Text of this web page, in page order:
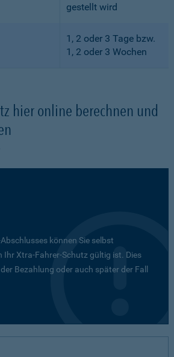
gestellt wird
1, 2 oder 3 Tage bzw.
1, 2 oder 3 Wochen
hier online berechnen und
können Sie selbst
Ihr Xtra-Fahrer-Schutz gültig ist. Dies
Bezahlung oder auch später der Fall